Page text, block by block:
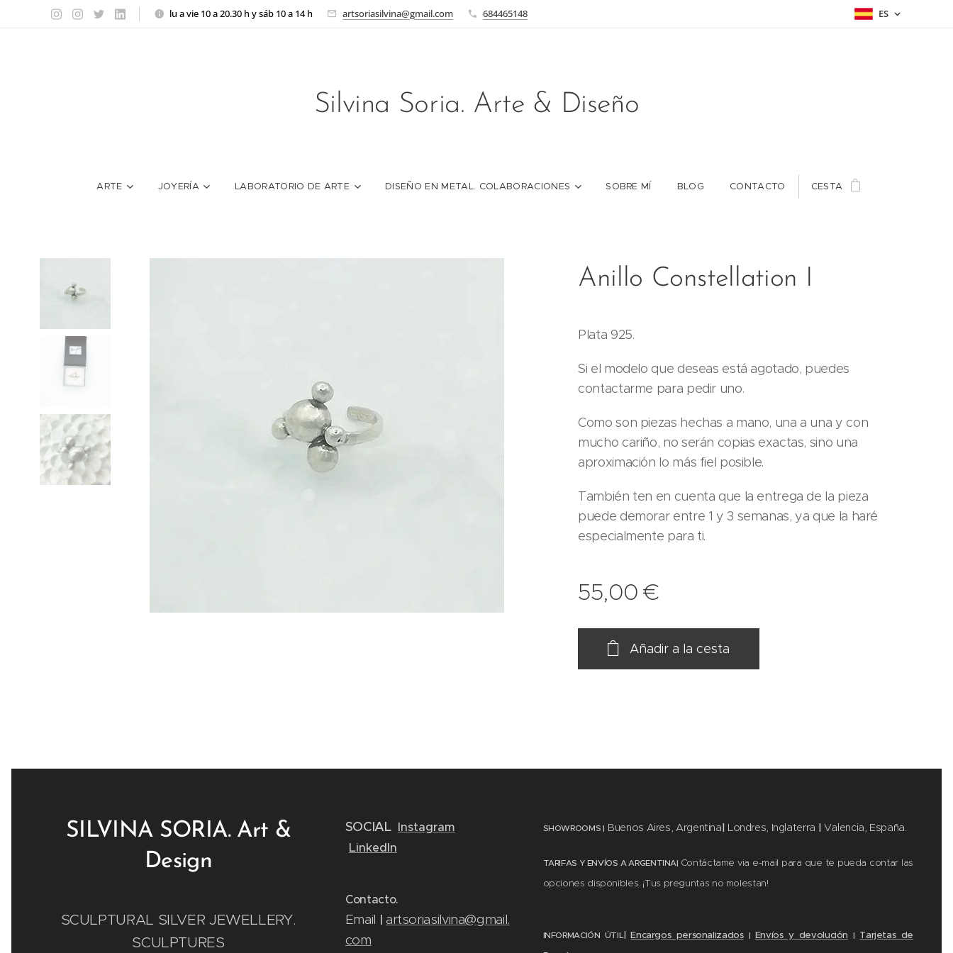
lu a vie 10 a 20.30 h y sáb 10 a 14 h artsoriasilvina@gmail.com 684465148 ES
Silvina Soria. Arte & Diseño
ARTE JOYERÍA LABORATORIO DE ARTE DISEÑO EN METAL. COLABORACIONES SOBRE MÍ BLOG CONTACTO CESTA
Anillo Constellation I
Plata 925.
Si el modelo que deseas está agotado, puedes
contactarme para pedir uno.
Como son piezas hechas a mano, una a una y con
mucho cariño, no serán copias exactas, sino una
aproximación lo más fiel posible.
También ten en cuenta que la entrega de la pieza
puede demorar entre 1 y 3 semanas, ya que la haré
especialmente para ti.
55,00 €
Añadir a la cesta
SILVINA SORIA. Art &
Design
SCULPTURAL SILVER JEWELLERY.
SCULPTURES
SOCIAL Instagram
LinkedIn
Contacto.
Email
artsoriasilvina@gmail.
com
SHOWROOMS | Buenos Aires, Argentina| Londres, Inglaterra | Valencia, España.
TARIFAS Y ENVÍOS A ARGENTINA| Contáctame via e-mail para que te pueda contar las
opciones disponibles. ¡Tus preguntas no molestan!
INFORMACIÓN ÚTIL| Encargos personalizados | Envíos y devolución | Tarjetas de